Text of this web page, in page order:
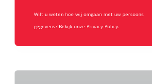
Wilt u weten hoe wij omgaan met uw persoons
gegevens? Bekijk onze Privacy Policy.